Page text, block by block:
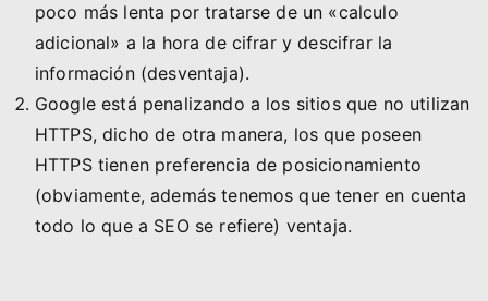
poco más lenta por tratarse de un «calculo
adicional» a la hora de cifrar y descifrar la
información (desventaja).
Google está penalizando a los sitios que no utilizan
HTTPS, dicho de otra manera, los que poseen
HTTPS tienen preferencia de posicionamiento
(obviamente, además tenemos que tener en cuenta
todo lo que a SEO se refiere) ventaja.